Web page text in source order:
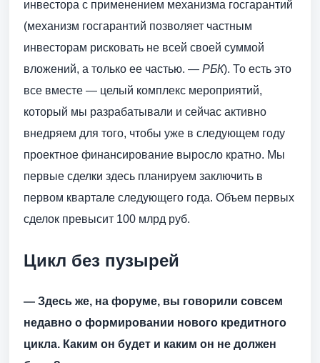
инвестора с применением механизма госгарантий
(механизм госгарантий позволяет частным
инвесторам рисковать не всей своей суммой
вложений, а только ее частью. — РБК). То есть это
все вместе — целый комплекс мероприятий,
который мы разрабатывали и сейчас активно
внедряем для того, чтобы уже в следующем году
проектное финансирование выросло кратно. Мы
первые сделки здесь планируем заключить в
первом квартале следующего года. Объем первых
сделок превысит 100 млрд руб.
Цикл без пузырей
— Здесь же, на форуме, вы говорили совсем
недавно о формировании нового кредитного
цикла. Каким он будет и каким он не должен